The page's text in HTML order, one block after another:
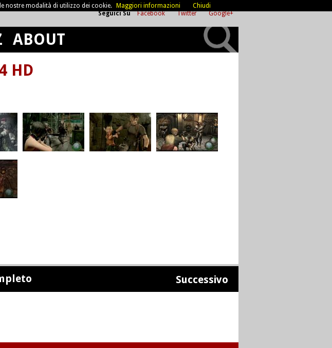
Seguici Su Facebook Twitter Google+
ABOUT
HD
Successivo
nostre modalità di utilizzo dei cookie. Maggiori informazioni Chiudi